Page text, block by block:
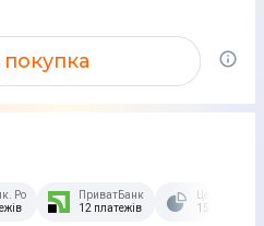
Розстрочка Скибочка.
ПриватБанк
12 платежів
15 платежів